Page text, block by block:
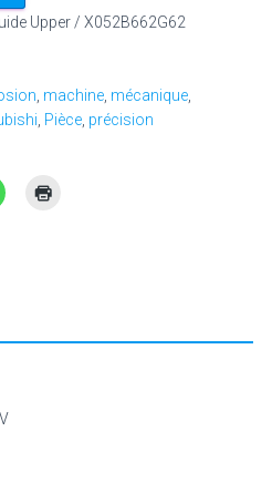
Upper / X052B662G62
machine mécanique
Pièce précision